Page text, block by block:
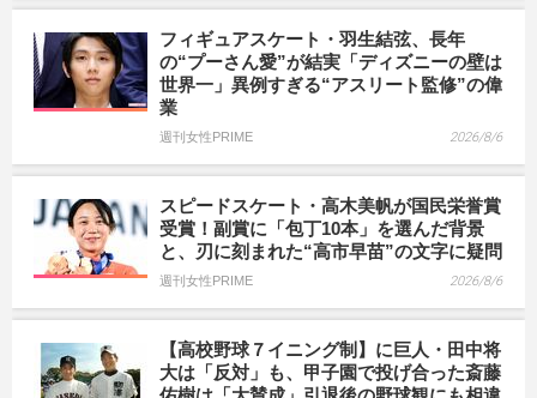
フィギュアスケート・羽生結弦、長年
の“プーさん愛”が結実「ディズニーの壁は
世界一」異例すぎる“アスリート監修”の偉
業
週刊女性PRIME 2026/8/6
スピードスケート・高木美帆が国民栄誉賞
受賞！副賞に「包丁10本」を選んだ背景
と、刃に刻まれた“高市早苗”の文字に疑問
週刊女性PRIME 2026/8/6
【高校野球７イニング制】に巨人・田中将
大は「反対」も、甲子園で投げ合った斎藤